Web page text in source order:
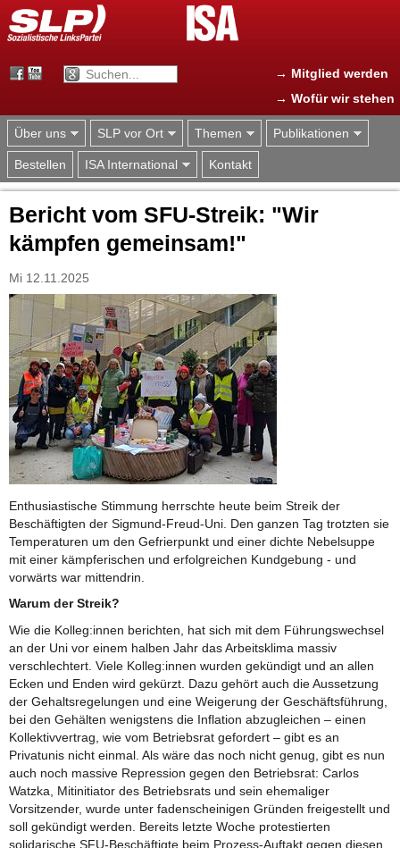
Jump to navigation
→ Mitglied werden
→ Wofür wir stehen
Über uns SLP vor Ort Themen Publikationen
Bestellen ISA International Kontakt
Bericht vom SFU-Streik: "Wir
kämpfen gemeinsam!"
Mi 12.11.2025
Enthusiastische Stimmung herrschte heute beim Streik der
Beschäftigten der Sigmund-Freud-Uni. Den ganzen Tag trotzten sie
Temperaturen um den Gefrierpunkt und einer dichte Nebelsuppe
mit einer kämpferischen und erfolgreichen Kundgebung - und
vorwärts war mittendrin.
Warum der Streik?
Wie die Kolleg:innen berichten, hat sich mit dem Führungswechsel
an der Uni vor einem halben Jahr das Arbeitsklima massiv
verschlechtert. Viele Kolleg:innen wurden gekündigt und an allen
Ecken und Enden wird gekürzt. Dazu gehört auch die Aussetzung
der Gehaltsregelungen und eine Weigerung der Geschäftsführung,
bei den Gehälten wenigstens die Inflation abzugleichen – einen
Kollektivvertrag, wie vom Betriebsrat gefordert – gibt es an
Privatunis nicht einmal. Als wäre das noch nicht genug, gibt es nun
auch noch massive Repression gegen den Betriebsrat: Carlos
Watzka, Mitinitiator des Betriebsrats und sein ehemaliger
Vorsitzender, wurde unter fadenscheinigen Gründen freigestellt und
soll gekündigt werden. Bereits letzte Woche protestierten
solidarische SFU-Beschäftigte beim Prozess-Auftakt gegen diesen